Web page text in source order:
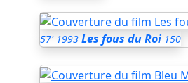
57' 1993 Les fous du Roi 150